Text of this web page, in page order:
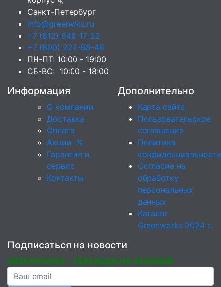
Санкт-Петербург
info@greenwks.ru
+7 (812) 648-17-22
+7 (800) 222-98-46
ПН-ПТ: 10:00 - 19:00
СБ-ВС: 10:00 - 18:00
Информация
О компании
Доставка
Оплата
Акции %
Гарантия и
сервис
Контакты
Дополнительно
Карта сайта
Пользовательское
соглашение
Политика
Согласие на
обработку
персональных
данных
Каталог
Greenworks 2024 г.
Подписаться на новости
GREENWORKS - ПЕРЕХОДИ НА ЗЕЛЕНЫЙ
Ваша почта